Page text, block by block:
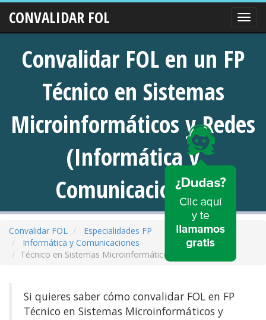
CONVALIDAR FOL
Convalidar FOL en un FP
Técnico en Sistemas
Microinformáticos y Redes
(Informática y
Comunicaciones)
Convalidar FOL
Especialidades FP
Informática y Comunicaciones
Técnico en Sistemas Microinformáticos y Redes
Si quieres saber cómo convalidar FOL en FP
Técnico en Sistemas Microinformáticos y